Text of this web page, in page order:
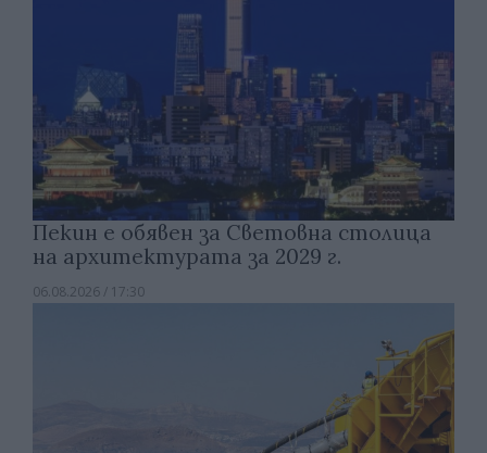
Пекин е обявен за Световна столица
на архитектурата за 2029 г.
06.08.2026 / 17:30